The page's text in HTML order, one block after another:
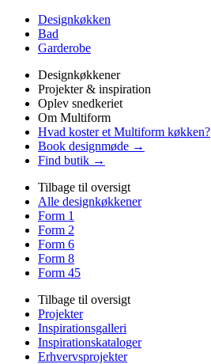
Designkøkken
Bad
Garderobe
Designkøkkener
Projekter & inspiration
Oplev snedkeriet
Om Multiform
Hvad koster et Multiform køkken?
Book designmøde →
Find butik →
Tilbage til oversigt
Alle designkøkkener
Form 1
Form 2
Form 6
Form 8
Form 45
Tilbage til oversigt
Projekter
Inspirationsgalleri
Inspirationskataloger
Erhvervsprojekter